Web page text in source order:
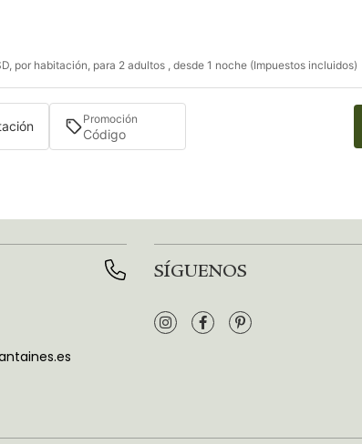
por habitación, para 2 adultos , desde 1 noche (Impuestos incluidos)
Promoción
SÍGUENOS